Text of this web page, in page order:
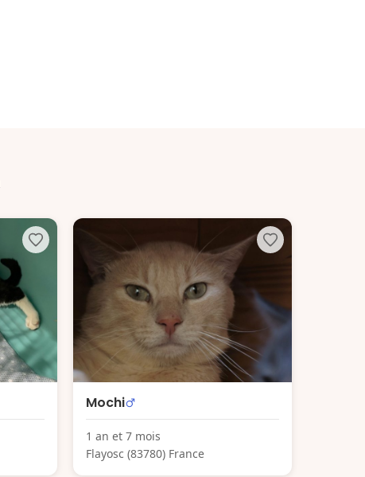
Mochi
1 an et 7 mois
Flayosc (83780) France